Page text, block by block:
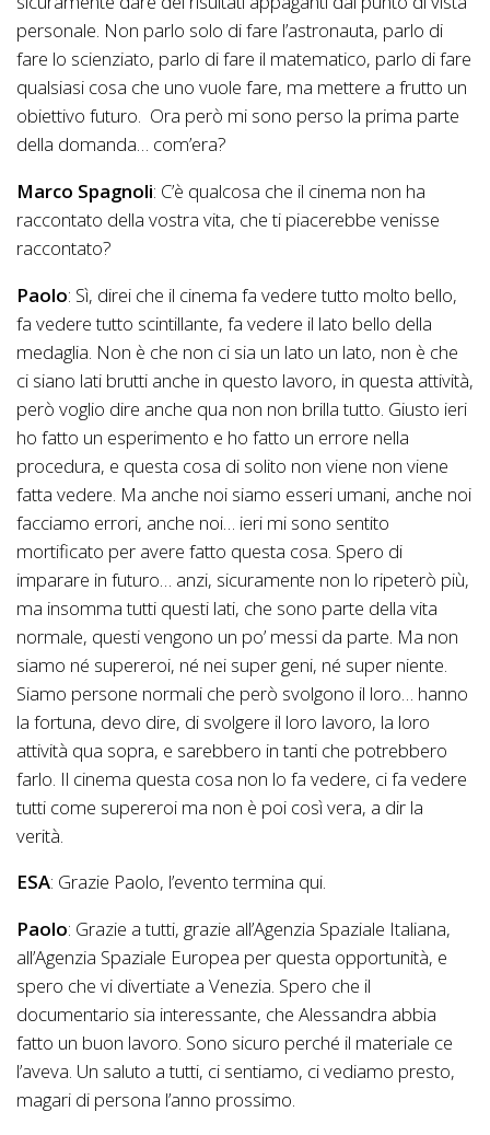
personale. Non parlo solo di fare l’astronauta, parlo di
fare lo scienziato, parlo di fare il matematico, parlo di fare
qualsiasi cosa che uno vuole fare, ma mettere a frutto un
obiettivo futuro. Ora però mi sono perso la prima parte
della domanda… com’era?
Marco Spagnoli: C’è qualcosa che il cinema non ha
raccontato della vostra vita, che ti piacerebbe venisse
raccontato?
Paolo: Sì, direi che il cinema fa vedere tutto molto bello,
fa vedere tutto scintillante, fa vedere il lato bello della
medaglia. Non è che non ci sia un lato un lato, non è che
ci siano lati brutti anche in questo lavoro, in questa attività,
però voglio dire anche qua non non brilla tutto. Giusto ieri
ho fatto un esperimento e ho fatto un errore nella
procedura, e questa cosa di solito non viene non viene
fatta vedere. Ma anche noi siamo esseri umani, anche noi
facciamo errori, anche noi… ieri mi sono sentito
mortificato per avere fatto questa cosa. Spero di
imparare in futuro… anzi, sicuramente non lo ripeterò più,
ma insomma tutti questi lati, che sono parte della vita
normale, questi vengono un po’ messi da parte. Ma non
siamo né supereroi, né nei super geni, né super niente.
Siamo persone normali che però svolgono il loro… hanno
la fortuna, devo dire, di svolgere il loro lavoro, la loro
attività qua sopra, e sarebbero in tanti che potrebbero
farlo. Il cinema questa cosa non lo fa vedere, ci fa vedere
tutti come supereroi ma non è poi così vera, a dir la
verità.
ESA: Grazie Paolo, l’evento termina qui.
Paolo: Grazie a tutti, grazie all’Agenzia Spaziale Italiana,
all’Agenzia Spaziale Europea per questa opportunità, e
spero che vi divertiate a Venezia. Spero che il
documentario sia interessante, che Alessandra abbia
fatto un buon lavoro. Sono sicuro perché il materiale ce
l’aveva. Un saluto a tutti, ci sentiamo, ci vediamo presto,
magari di persona l’anno prossimo.